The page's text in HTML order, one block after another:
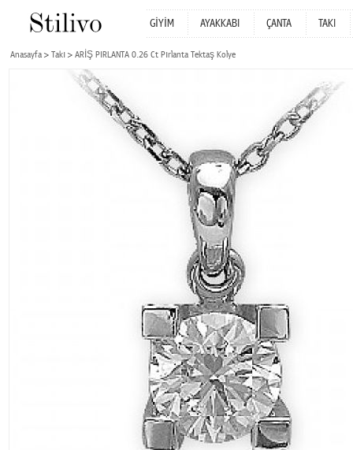
GİYİM AYAKKABI ÇANTA TAKI
Anasayfa Takı ARİŞ PIRLANTA 0.26 Ct Pırlanta Tektaş Kolye